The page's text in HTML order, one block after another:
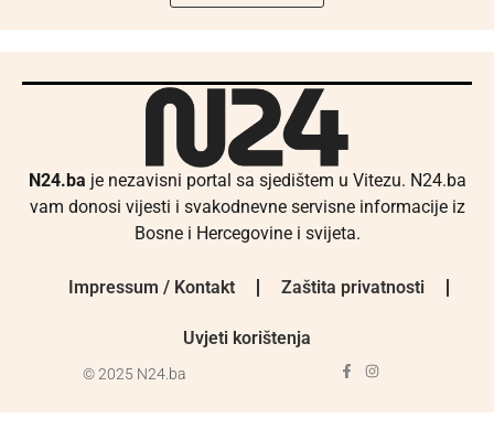
N24.ba je nezavisni portal sa sjedištem u Vitezu. N24.ba
vam donosi vijesti i svakodnevne servisne informacije iz
Bosne i Hercegovine i svijeta.
Impressum / Kontakt Zaštita privatnosti
Uvjeti korištenja
© 2025 N24.ba